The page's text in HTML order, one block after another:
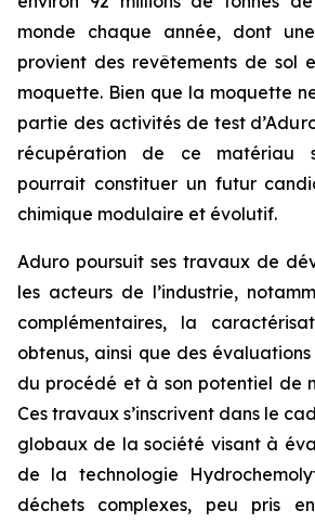
monde chaque année, dont
provient des revêtements de sol
moquette. Bien que la moquette
partie des activités de test
récupération de ce matériau
pourrait constituer un futur
chimique modulaire et évolutif.
Aduro poursuit ses travaux de
les acteurs de l’industrie,
complémentaires, la
obtenus, ainsi que des évaluations
du procédé et à son potentiel de
Ces travaux s’inscrivent dans le
globaux de la société visant à
de la technologie
déchets complexes, peu pris